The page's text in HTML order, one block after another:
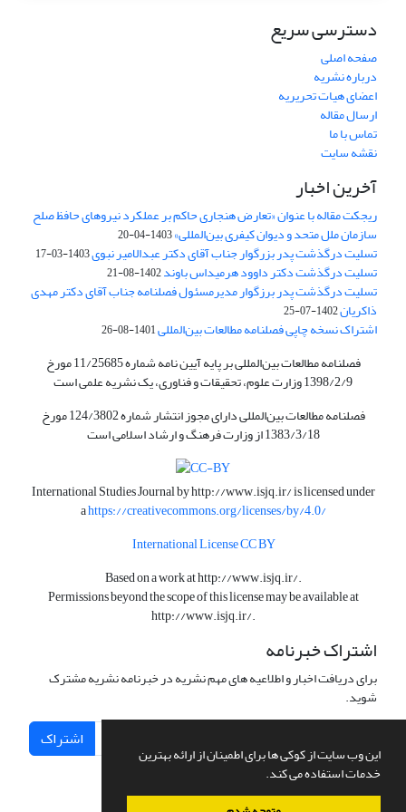
این وب سایت از کوکی ها برای اطمینان از ارائه بهترین
خدمات استفاده می کند.
دسترسی سریع
صفحه اصلی
درباره نشریه
اعضای هیات تحریریه
ارسال مقاله
تماس با ما
نقشه سایت
آخرین اخبار
ریجکت مقاله با عنوان «تعارض هنجاری حاکم بر عملکرد نیروهای حافظ صلح
سازمان ملل متحد و دیوان کیفری بین‌المللی»1403-04-20
تسلیت درگذشت پدر بزرگوار جناب آقای دکتر عبدالامیر نبوی1403-03-17
تسلیت درگذشت دکتر داوود هرمیداس باوند1402-08-21
تسلیت درگذشت پدر برزگوار مدیرمسئول فصلنامه جناب آقای دکتر مهدی
ذاکریان1402-07-25
اشتراک نسخه چاپی فصلنامه مطالعات بین‌المللی1401-08-26
فصلنامه مطالعات بین‌المللی بر پایه آیین نامه شماره 11/25685 مورخ
1398/2/9 وزارت علوم، تحقیقات و فناوری، یک نشریه علمی است
فصلنامه مطالعات بین‌المللی دارای مجوز انتشار شماره 124/3802 مورخ
1383/3/18 از وزارت فرهنگ و ارشاد اسلامی است
International Studies Journal byhttp://www.isjq.ir/is licensed under
ahttps://creativecommons.org/licenses/by/4.0/
International License CC BY
Based on a work athttp://www.isjq.ir/.
Permissions beyond the scope of this license may be available at
http://www.isjq.ir/.
اشتراک خبرنامه
برای دریافت اخبار و اطلاعیه های مهم نشریه در خبرنامه نشریه مشترک
شوید.
اشتراک